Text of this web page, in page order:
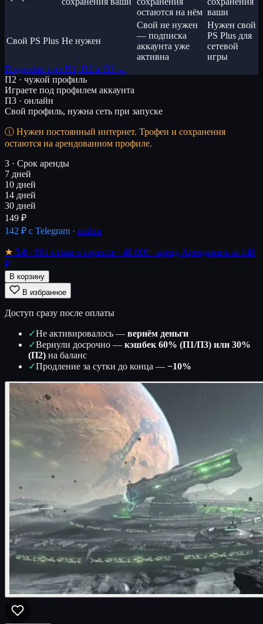
остаются на нём ваши
Свой PS Plus Не нужен
Свой не нужен
— подписка
аккаунта уже
активна
Нужен свой
PS Plus для
сетевой
игры
Подробно про П1, П2 и П3 →
П2 · чужой профиль
Играете под профилем аккаунта
П3 · онлайн
Свой профиль, нужна сеть при запуске
Нужен постоянный интернет. Трофеи и сохранения
остаются на арендованном профиле.
3 · Срок аренды
7 дней
10 дней
14 дней
30 дней
149 ₽
142 ₽ с Telegram · войти
★ 5.0 · 991 отзыв о сервисе · 48 000+ аренд Арендовать за 149
₽
В корзину
В избранное
Доступ сразу после оплаты
✓Не активировалось — вернём деньги
✓Вернули досрочно — кэшбек 60% (П1/П3) или 30%
(П2) на баланс
✓Продление за сутки до конца — −10%